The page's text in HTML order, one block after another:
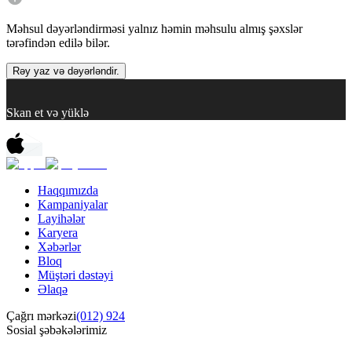
Məhsul dəyərləndirməsi yalnız həmin məhsulu almış şəxslər
tərəfindən edilə bilər.
Rəy yaz və dəyərləndir.
Skan et və yüklə
Haqqımızda
Kampaniyalar
Layihələr
Karyera
Xəbərlər
Bloq
Müştəri dəstəyi
Əlaqə
Çağrı mərkəzi(012) 924
Sosial şəbəkələrimiz